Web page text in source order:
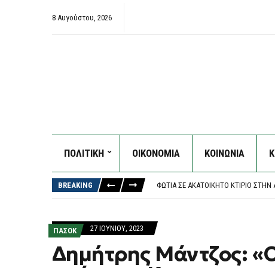
8 Αυγούστου, 2026
ΠΟΛΙΤΙΚΗ ΟΙΚΟΝΟΜΙΑ ΚΟΙΝΩΝΙΑ
BREAKING
ΧΑΛΚΙΔΙΚΉ: 8ΧΡΟΝΟΣ
ΦΩΤΙΆ ΣΕ ΑΚΑΤΟΊΚΗΤΟ ΚΤΊΡΙΟ
ΖΕΛΈΝΣΚΙ: ΤΟ ”ΕΥΧΑΡΙΣΤΏ” ΣΤΗΝ
ΠΑΣΟΚ 27 ΙΟΥΝΊΟΥ, 2023
Δημήτρης Μάντζος: